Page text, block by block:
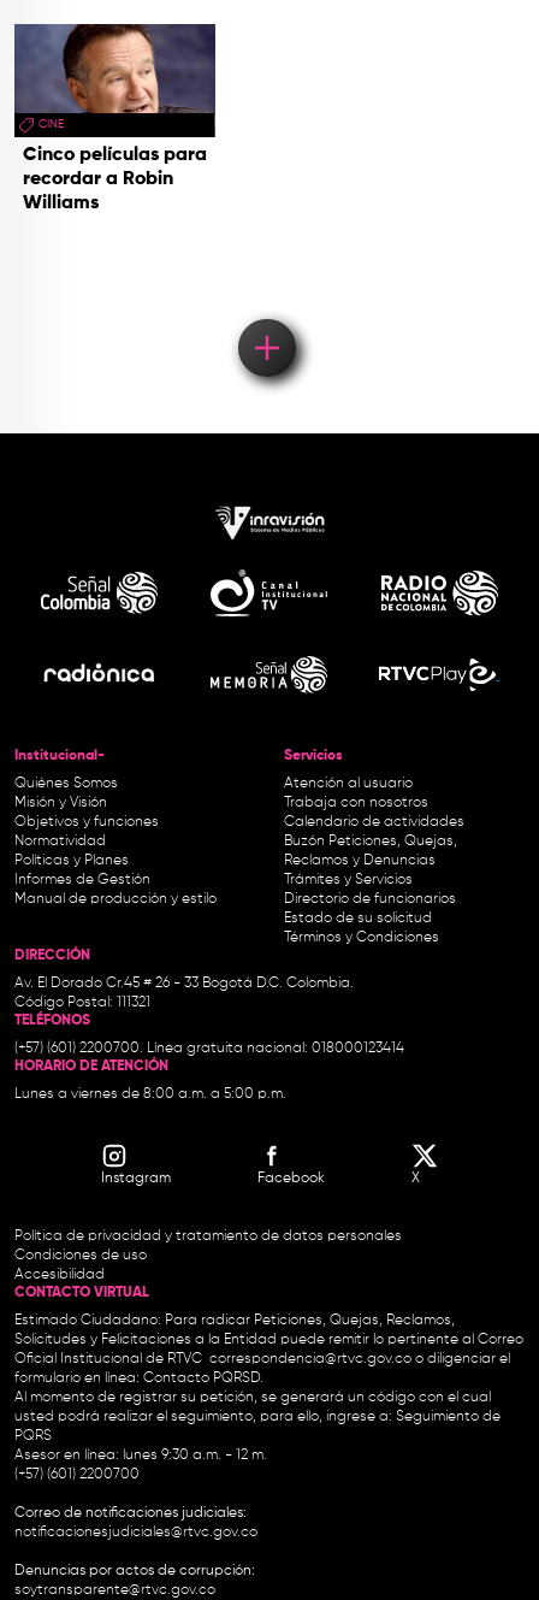
CINE
Cinco películas para
recordar a Robin
Williams
Institucional-
Quiénes Somos
Misión y Visión
Objetivos y funciones
Normatividad
Políticas y Planes
Informes de Gestión
Manual de producción y estilo
Servicios
Atención al usuario
Trabaja con nosotros
Calendario de actividades
Buzón Peticiones, Quejas,
Reclamos y Denuncias
Trámites y Servicios
Directorio de funcionarios
Estado de su solicitud
Términos y Condiciones
DIRECCIÓN
Av. El Dorado Cr.45 # 26 - 33 Bogotá D.C. Colombia.
Código Postal: 111321
TELÉFONOS
(+57) (601) 2200700. Línea gratuita nacional: 018000123414
HORARIO DE ATENCIÓN
Lunes a viernes de 8:00 a.m. a 5:00 p.m.
Instagram Facebook X
Política de privacidad y tratamiento de datos personales
Condiciones de uso
Accesibilidad
CONTACTO VIRTUAL
Estimado Ciudadano: Para radicar Peticiones, Quejas, Reclamos,
Solicitudes y Felicitaciones a la Entidad puede remitir lo pertinente al Correo
Oficial Institucional de RTVC correspondencia@rtvc.gov.co o diligenciar el
formulario en línea: Contacto PQRSD.
Al momento de registrar su petición, se generará un código con el cual
usted podrá realizar el seguimiento, para ello, ingrese a: Seguimiento de
PQRS
Asesor en línea: lunes 9:30 a.m. - 12 m.
(+57) (601) 2200700
Correo de notificaciones judiciales:
notificacionesjudiciales@rtvc.gov.co
Denuncias por actos de corrupción:
soytransparente@rtvc.gov.co